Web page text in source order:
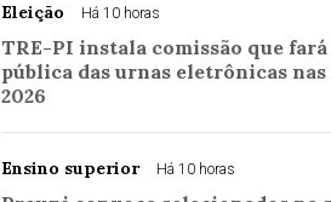
Eleição Há 10 horas
TRE-PI instala comissão que
pública das urnas eletrônicas nas
2026
Ensino superior Há 10 horas